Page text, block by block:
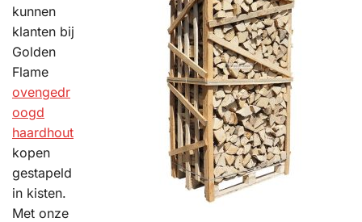
kunnen
klanten bij
Golden
Flame
ovengedr
oogd
haardhout
kopen
gestapeld
in kisten.
Met onze